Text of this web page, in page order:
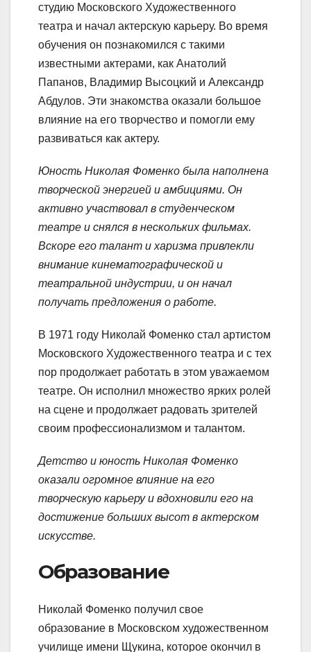
студию Московского Художественного
театра и начал актерскую карьеру. Во время
обучения он познакомился с такими
известными актерами, как Анатолий
Папанов, Владимир Высоцкий и Александр
Абдулов. Эти знакомства оказали большое
влияние на его творчество и помогли ему
развиваться как актеру.
Юность Николая Фоменко была наполнена
творческой энергией и амбициями. Он
активно участвовал в студенческом
театре и снялся в нескольких фильмах.
Вскоре его талант и харизма привлекли
внимание кинематографической и
театральной индустрии, и он начал
получать предложения о работе.
В 1971 году Николай Фоменко стал артистом
Московского Художественного театра и с тех
пор продолжает работать в этом уважаемом
театре. Он исполнил множество ярких ролей
на сцене и продолжает радовать зрителей
своим профессионализмом и талантом.
Детство и юность Николая Фоменко
оказали огромное влияние на его
творческую карьеру и вдохновили его на
достижение больших высот в актерском
искусстве.
Образование
Николай Фоменко получил свое
образование в Московском художественном
училище имени Щукина, которое окончил в